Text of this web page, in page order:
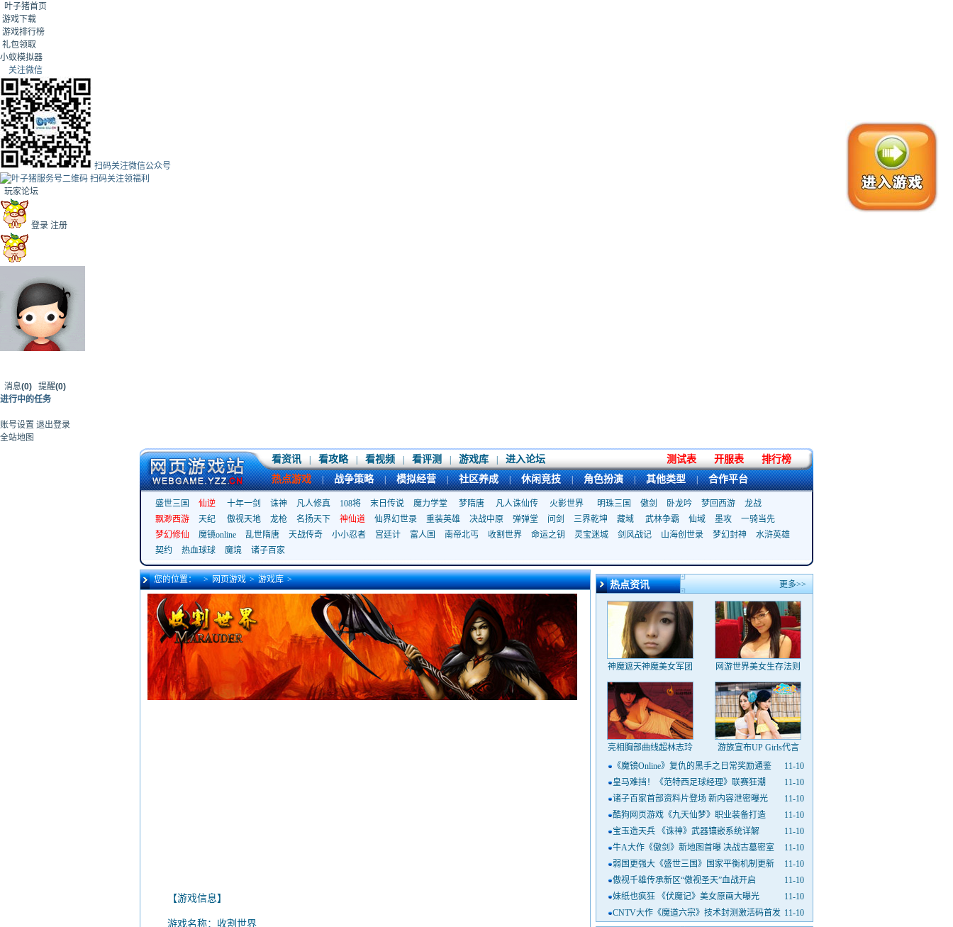
叶子猪首页
游戏下载
游戏排行榜
礼包领取
小蚁模拟器
关注微信
扫码关注微信公众号
扫码关注领福利
玩家论坛
登录 注册
消息(0) 提醒(0)
进行中的任务
账号设置 退出登录
全站地图
排行榜
开服表
测试表
看资讯 看攻略 看视频 看评测 游戏库
进入论坛
热点游戏
| 战争策略 | 模拟经营 | 社区养成 | 休闲竞技 | 角色扮演 | 其他类型 | 合作平台
盛世三国 仙逆 十年一剑 诛神 凡人修真 108将 末日传说 魔力学堂 梦隋唐 凡人诛仙传 火影世界 明珠三国 傲剑 卧龙吟 梦回西游
龙战
飘渺西游
天纪 傲视天地 龙枪 名扬天下 神仙道 仙界幻世录 重装英雄 决战中原 弹弹堂 问剑 三界乾坤 藏域 武林争霸 仙域 墨攻
一骑当先
梦幻修仙
魔镜online 乱世隋唐 天战传奇 小小忍者 宫廷计 富人国 南帝北丐 收割世界 命运之钥 灵宝迷城 剑风战记 山海创世录 梦幻封神
水浒英雄
契约
热血球球 魔境 诸子百家
您的位置： > 网页游戏 > 游戏库 >
【游戏信息】
游戏名称：收割世界
热点资讯 更多>>
神魔遮天神魔美女军团 网游世界美女生存法则
亮相胸部曲线超林志玲
游族宣布UP Girls代言
11-10
《魔镜Online》复仇的黑手之日常奖励通鉴
11-10
皇马难挡！《范特西足球经理》联赛狂潮
11-10
诸子百家首部资料片登场 新内容泄密曝光
11-10
酷狗网页游戏《九天仙梦》职业装备打造
11-10
宝玉造天兵 《诛神》武器镶嵌系统详解
11-10
牛A大作《傲剑》新地图首曝 决战古墓密室
11-10
弱国更强大《盛世三国》国家平衡机制更新
11-10
傲视千雄传承新区“傲视圣天”血战开启
11-10
妹纸也疯狂 《伏魔记》美女原画大曝光
11-10
CNTV大作《魔道六宗》技术封测激活码首发